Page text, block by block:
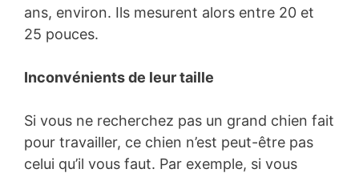
ans, environ. Ils mesurent alors entre 20 et
25 pouces.
Inconvénients de leur taille
Si vous ne recherchez pas un grand chien fait
pour travailler, ce chien n’est peut-être pas
celui qu’il vous faut. Par exemple, si vous